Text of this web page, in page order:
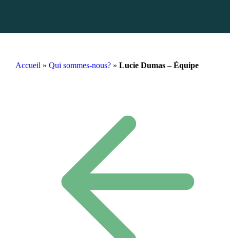
Accueil » Qui sommes-nous? » Lucie Dumas – Équipe